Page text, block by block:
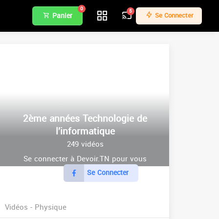
Panier
0 5 Se Connecter
2ème années Technologie de
l’informatique
249 vidéos
Se connecter à Devoir.TN pour vous
Se Connecter
Vidéos - Physique